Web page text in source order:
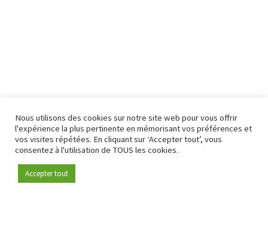
Devenez membre
Nous utilisons des cookies sur notre site web pour vous offrir
l'expérience la plus pertinente en mémorisant vos préférences et
vos visites répétées. En cliquant sur ‘Accepter tout’, vous
consentez à l'utilisation de TOUS les cookies.
Accepter tout